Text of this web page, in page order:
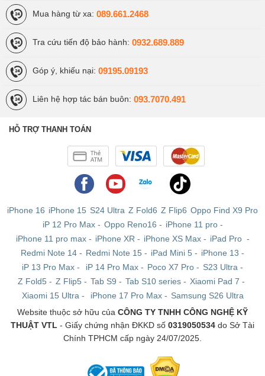
Mua hàng từ xa: 089.661.2468
Tra cứu tiến độ bảo hành: 0932.689.889
Góp ý, khiếu nại: 09195.09193
Liên hệ hợp tác bán buôn: 093.7070.491
HỖ TRỢ THANH TOÁN
iPhone 16 iPhone 15 S24 Ultra Z Fold6 Z Flip6 Oppo Find X9 Pro
iP 12 Pro Max- Oppo Reno16 - iPhone 11 pro-
iPhone 11 pro max- iPhone XR- iPhone XS Max- iPad Pro -
Redmi Note 14 - Redmi Note 15 - iPad Mini 5 - iPhone 13 -
iP 13 Pro Max - iP 14 Pro Max - Poco X7 Pro - S23 Ultra -
Z Fold5 - Z Flip5 - Tab S9 - Tab S10 series - Xiaomi Pad 7 -
Xiaomi 15 Ultra- iPhone 17 Pro Max- Samsung S26 Ultra
Website thuộc sở hữu của CÔNG TY TNHH CÔNG NGHỆ KỸ
THUẬT VTL - Giấy chứng nhận ĐKKD số 0319050534 do Sở Tài
Chính TPHCM cấp ngày 24/07/2025.